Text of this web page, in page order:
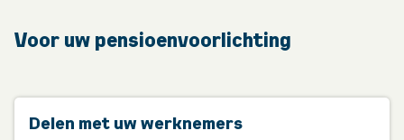
Voor uw pensioenvoorlichting
Delen met uw werknemers